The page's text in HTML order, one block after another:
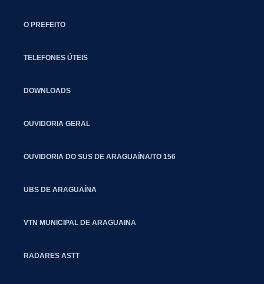
O PREFEITO
TELEFONES ÚTEIS
DOWNLOADS
OUVIDORIA GERAL
OUVIDORIA DO SUS DE ARAGUAÍNA/TO 156
UBS DE ARAGUAÍNA
VTN MUNICIPAL DE ARAGUAINA
RADARES ASTT